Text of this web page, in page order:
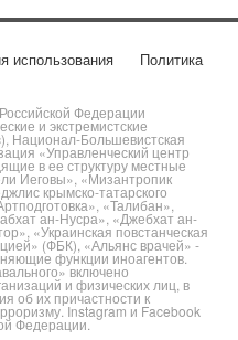
использования
Политика
Федерации
и экстремистские
Национал-Большевистская
«Управленческий центр
в ее структуру местные
Иеговы», «Мизантропик
крымско-татарского
«Талибан»,
ан-Нусра», «Джебхат ан-
«Украинская повстанческая
(ФБК), «Альянс врачей» -
функции иноагентов.
включено
и физических лиц, в
об их причастности к
Instagram и Facebook
Федерации.